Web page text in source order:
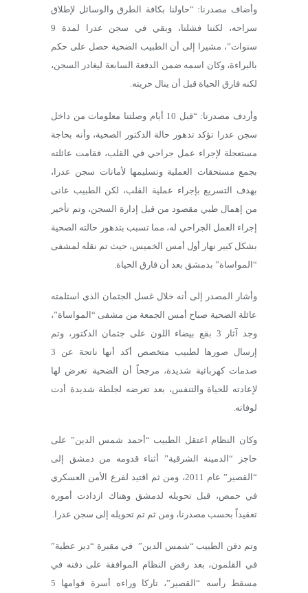
وأضاف مصدرنا: “حاولنا بكافة الطرق والوسائل لإطلاق
سراحه، لكننا فشلنا، وبقي في سجن عدرا لمدة 9
سنوات”، مشيرا إلى أن الطبيب الضحية حصل على حكم
بالبراءة، وكان اسمه ضمن الدفعة السابعة ليغادر السجن،
لكنه فارق الحياة قبل أن ينال حريته.
وأردف مصدرنا: “قبل 10 أيام وصلتنا معلومات من داخل
سجن عدرا تؤكد تدهور حالة الدكتور الصحية، وأنه بحاجة
مستعجلة لإجراء عمل جراحي في القلب، فقامت عائلته
بجمع مستحقات العملية وتسليمها لأمانات سجن عدرا،
بهدف التسريع بإجراء عملية القلب، لكن الطبيب عانى
من إهمال طبي مقصود من قبل إدارة السجن، وتم تأخير
إجراء العمل الجراحي له، مما تسبب بتدهور حالته الصحية
بشكل كبير نهار أول أمس الخميس، حيث تم نقله لمشفى
“المواساة” بدمشق بعد أن فارق الحياة.
وأشار المصدر إلى أنه خلال غسل الجثمان الذي استلمته
عائلة الضحية صباح أمس الجمعة من مشفى “المواساة”،
وجد آثار 3 بقع بيضاء اللون على جثمان الدكتور، وتم
إرسال صورها لطبيب متخصص أكد أنها ناتجة عن 3
صدمات كهربائية شديدة، مرجحاً أن الضحية تعرض لها
لإعادته للحياة والتنفس، بعد تعرضه لجلطة شديدة أدت
لوفاته.
وكان النظام اعتقل الطبيب “أحمد شمس الدين” على
حاجز “الدمينة الشرقية” أثناء قدومه من دمشق إلى
“القصير” عام 2011، ومن ثم اقتيد لفرع الأمن العسكري
في حمص، قبل تحويله لدمشق وهناك ازدادت أموره
تعقيداً بحسب مصدرنا، ومن ثم تم تحويله إلى سجن عدرا.
وتم دفن الطبيب “شمس الدين” في مقبرة “دير عطية”
في القلمون، بعد رفض النظام الموافقة على دفنه في
مسقط رأسه “القصير”، تاركا وراءه أسرة قوامها 5